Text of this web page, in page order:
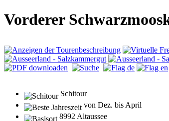
Vorderer
Schitour
von Dez. bis April
8992 Altaussee